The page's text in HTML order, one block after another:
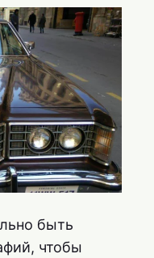
быть
чтобы